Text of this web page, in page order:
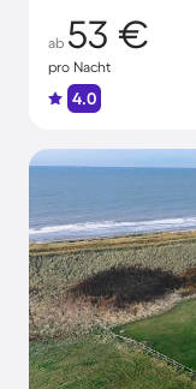
ab 53 €
pro Nacht
4.0